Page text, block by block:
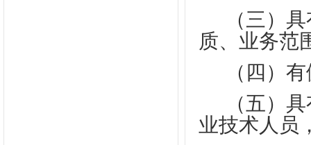
（三）
质、业务范
（四）
（五）
业技术人员